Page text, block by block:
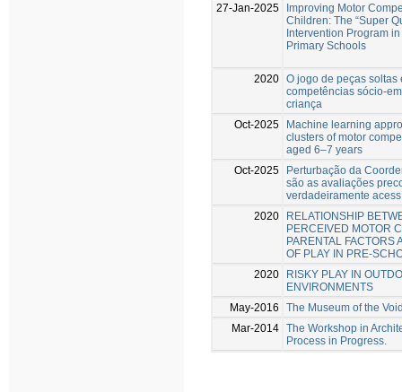
27-Jan-2025
Improving Motor
Children: The “Super
Intervention Program
Primary Schools
2020 O jogo de peças soltas
competências sócio-
criança
Oct-2025
Machine learning
clusters of motor
aged 6–7 years
Oct-2025
Perturbação da
são as avaliações
verdadeiramente
2020
RELATIONSHIP
PERCEIVED MOTOR
PARENTAL FACTORS
OF PLAY IN PRE-
2020
RISKY PLAY IN
ENVIRONMENTS
May-2016
The Museum of the
Mar-2014 The Workshop in
Process in Progress.